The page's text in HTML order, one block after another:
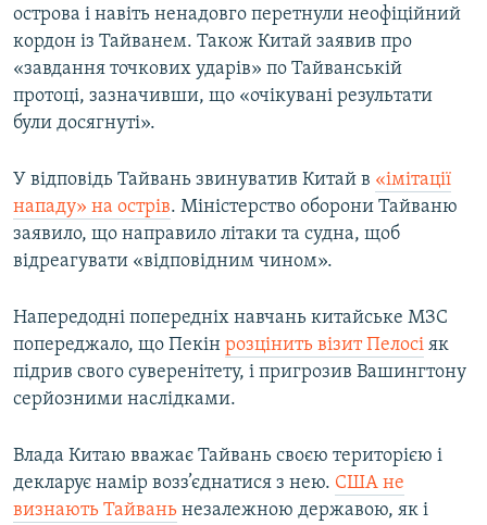
острова і навіть ненадовго перетнули неофіційний
кордон із Тайванем. Також Китай заявив про
«завдання точкових ударів» по Тайванській
протоці, зазначивши, що «очікувані результати
були досягнуті».
У відповідь Тайвань звинуватив Китай в «імітації
нападу» на острів. Міністерство оборони Тайваню
заявило, що направило літаки та судна, щоб
відреагувати «відповідним чином».
Напередодні попередніх навчань китайське МЗС
попереджало, що Пекін розцінить візит Пелосі як
підрив свого суверенітету, і пригрозив Вашингтону
серйозними наслідками.
Влада Китаю вважає Тайвань своєю територією і
декларує намір возз’єднатися з нею. США не
визнають Тайвань незалежною державою, як і